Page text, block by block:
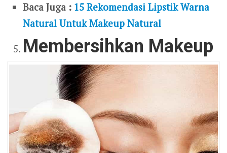
Baca Juga : 15 Rekomendasi Lipstik Warna
Natural Untuk Makeup Natural
Membersihkan Makeup